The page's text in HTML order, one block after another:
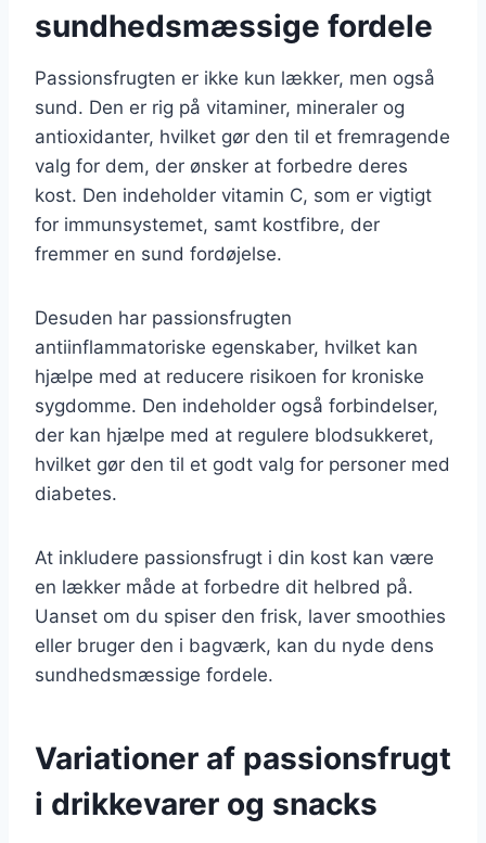
sundhedsmæssige fordele
Passionsfrugten er ikke kun lækker, men også
sund. Den er rig på vitaminer, mineraler og
antioxidanter, hvilket gør den til et fremragende
valg for dem, der ønsker at forbedre deres
kost. Den indeholder vitamin C, som er vigtigt
for immunsystemet, samt kostfibre, der
fremmer en sund fordøjelse.
Desuden har passionsfrugten
antiinflammatoriske egenskaber, hvilket kan
hjælpe med at reducere risikoen for kroniske
sygdomme. Den indeholder også forbindelser,
der kan hjælpe med at regulere blodsukkeret,
hvilket gør den til et godt valg for personer med
diabetes.
At inkludere passionsfrugt i din kost kan være
en lækker måde at forbedre dit helbred på.
Uanset om du spiser den frisk, laver smoothies
eller bruger den i bagværk, kan du nyde dens
sundhedsmæssige fordele.
Variationer af passionsfrugt
i drikkevarer og snacks